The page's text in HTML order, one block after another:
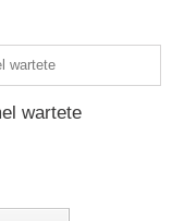
wartete